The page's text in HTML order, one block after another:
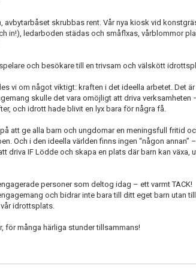
avbytarbåset skrubbas rent. Vår nya kiosk vid
in!), ledarboden städas och småflxas, vårblommor
och besökare till en trivsam och välskött
vi om något viktigt: kraften i det ideella arbetet. Det
skulle det vara omöjligt att driva verksamheten
och idrott hade blivit en lyx bara för några få.
att ge alla barn och ungdomaren meningsfull fritid
Och i den ideella världen finns ingen “någon annan” –
driva IF Lödde och skapa en plats där barn kan växa,
personer som deltog idag – ett varmt TACK!
och bidrar inte bara till ditt eget barn utan till
idrottsplats.
för många härliga stunder tillsammans!